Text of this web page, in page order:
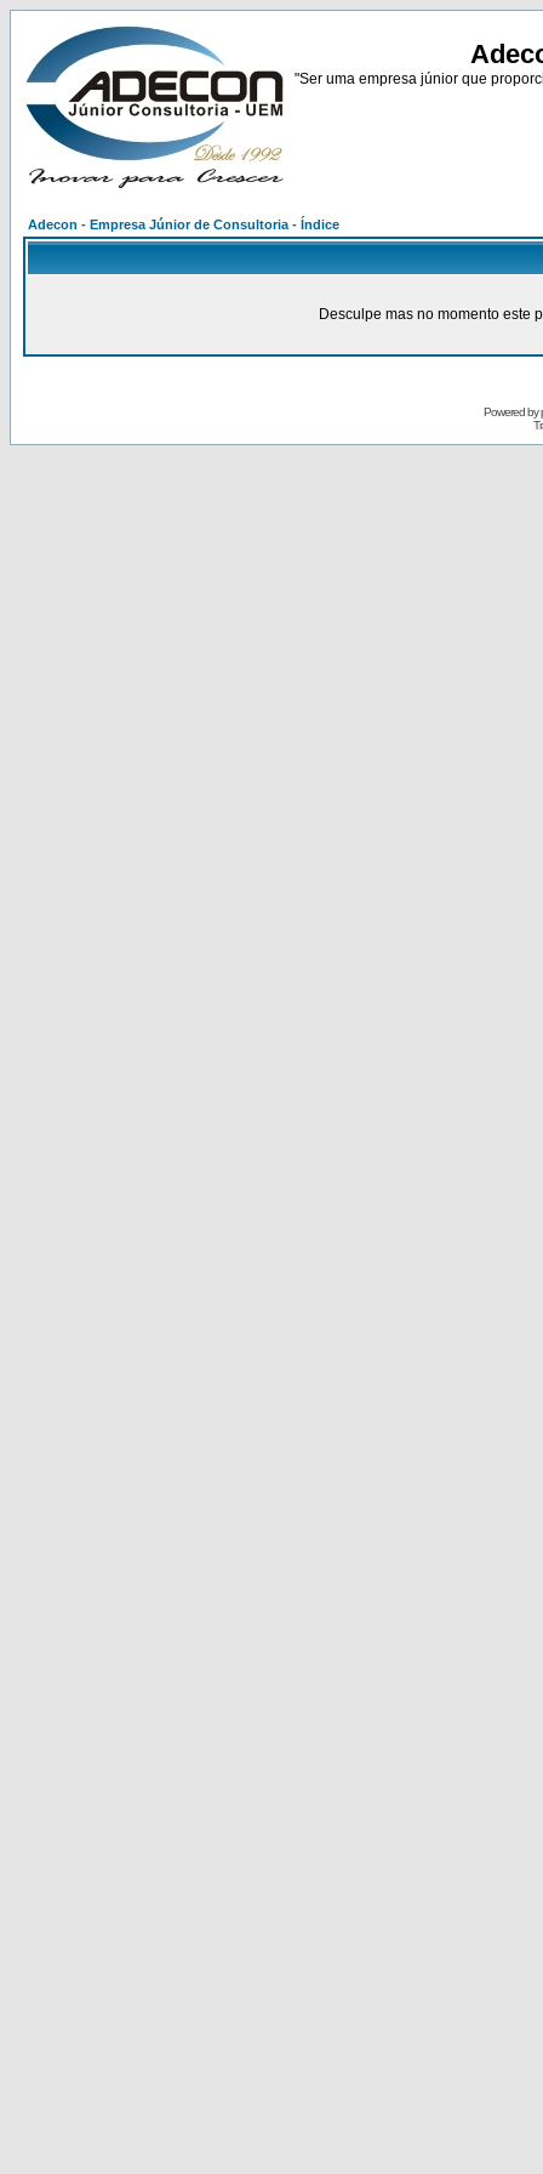
"Ser uma empresa júnior que
Adecon - Empresa Júnior de Consultoria - Índice
Desculpe mas no momento este
Powered by